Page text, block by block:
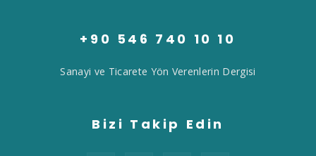
+90 546 740 10 10
Sanayi ve Ticarete Yön Verenlerin Dergisi
Bizi Takip Edin